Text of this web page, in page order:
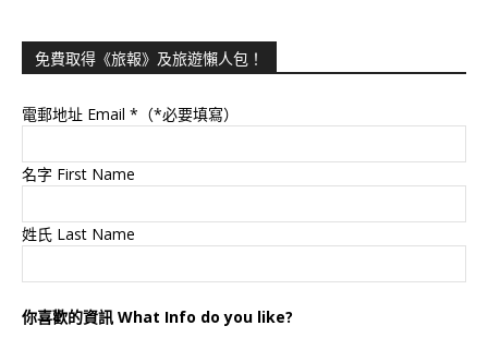
免費取得《旅報》及旅遊懶人包！
電郵地址 Email *（*必要填寫）
名字 First Name
姓氏 Last Name
你喜歡的資訊 What Info do you like?